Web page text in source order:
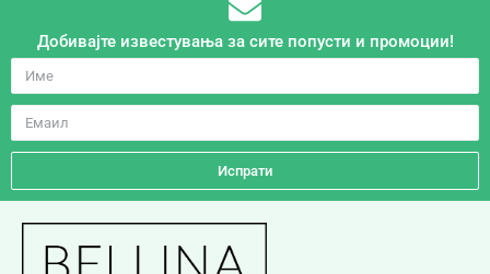
Добивајте известувања за сите попусти и промоции!
Испрати